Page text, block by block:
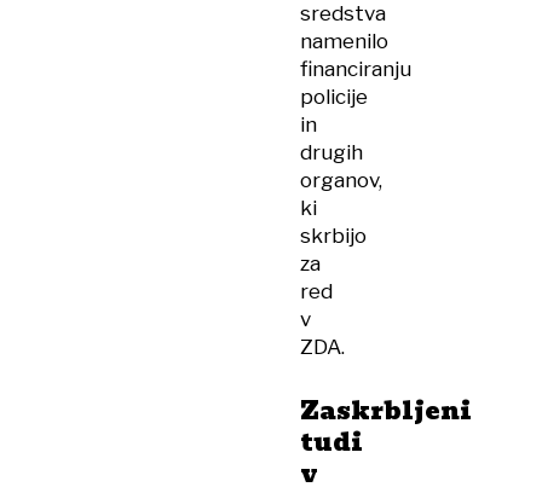
sredstva
namenilo
financiranju
policije
in
drugih
organov,
ki
skrbijo
za
red
v
ZDA.
Zaskrbljeni
tudi
v